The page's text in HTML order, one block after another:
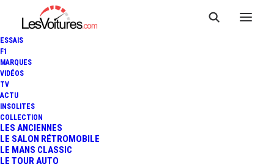
ESSAIS
F1
MARQUES
VIDÉOS
TV
ACTU
INSOLITES
COLLECTION
LES ANCIENNES
LE SALON RÉTROMOBILE
LE MANS CLASSIC
LE TOUR AUTO
CITROËN WRC 2013 - RALLYE
D'ALLEMAGNE - JOUR 1